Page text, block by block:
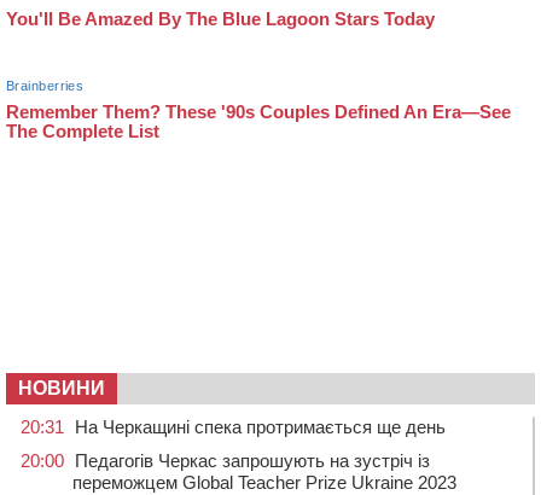
НОВИНИ
20:31
На Черкащині спека протримається ще день
20:00 Педагогів Черкас запрошують на зустріч із
переможцем Global Teacher Prize Ukraine 2023